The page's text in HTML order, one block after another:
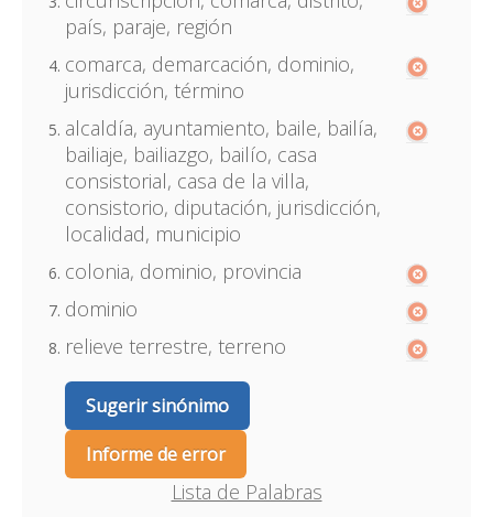
país, paraje, región
comarca, demarcación, dominio,
jurisdicción, término
alcaldía, ayuntamiento, baile, bailía,
bailiaje, bailiazgo, bailío, casa
consistorial, casa de la villa,
consistorio, diputación, jurisdicción,
localidad, municipio
colonia, dominio, provincia
dominio
relieve terrestre, terreno
Sugerir sinónimo
Informe de error
Lista de Palabras